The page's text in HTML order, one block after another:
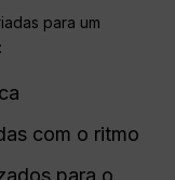
para um
com o ritmo
para o